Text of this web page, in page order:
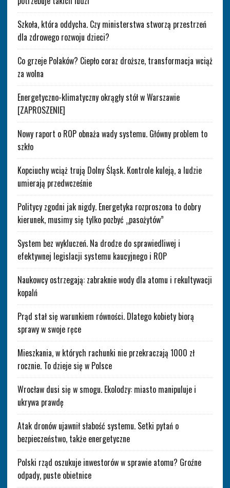
Szkoła, która oddycha. Czy ministerstwa stworzą przestrzeń
dla zdrowego rozwoju dzieci?
Co grzeje Polaków? Ciepło coraz droższe, transformacja wciąż
za wolna
Energetyczno-klimatyczny okrągły stół w Warszawie
[ZAPROSZENIE]
Nowy raport o ROP obnaża wady systemu. Główny problem to
szkło
Kopciuchy wciąż trują Dolny Śląsk. Kontrole kuleją, a ludzie
umierają przedwcześnie
Politycy zgodni jak nigdy. Energetyka rozproszona to dobry
kierunek, musimy się tylko pozbyć „pasożytów”
System bez wykluczeń. Na drodze do sprawiedliwej i
efektywnej legislacji systemu kaucyjnego i ROP
Naukowcy ostrzegają: zabraknie wody dla atomu i rekultywacji
kopalń
Prąd stał się warunkiem równości. Dlatego kobiety biorą
sprawy w swoje ręce
Mieszkania, w których rachunki nie przekraczają 1000 zł
rocznie. To dzieje się w Polsce
Wrocław dusi się w smogu. Ekolodzy: miasto manipuluje i
ukrywa prawdę
Atak dronów ujawnił słabość systemu. Setki pytań o
bezpieczeństwo, także energetyczne
Polski rząd oszukuje inwestorów w sprawie atomu? Groźne
odpady, puste obietnice